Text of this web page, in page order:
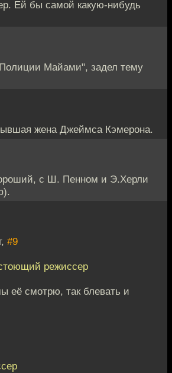
Ей бы самой какую-нибудь
Майами", задел тему
жена Джеймса Кэмерона.
с Ш. Пенном и Э.Херли
#9
режиссер
её смотрю, так блевать и